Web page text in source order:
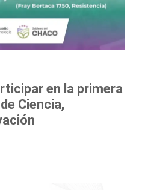
en la primera
Ciencia,